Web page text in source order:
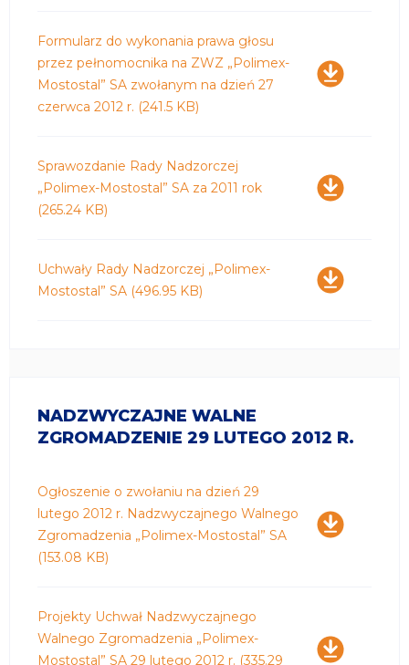
Pobierz
Formularz do wykonania prawa głosu
przez pełnomocnika na ZWZ „Polimex-
Mostostal” SA zwołanym na dzień 27
czerwca 2012 r. (241.5 KB)
Pobierz
Sprawozdanie Rady Nadzorczej
„Polimex-Mostostal” SA za 2011 rok
(265.24 KB)
Pobierz
Uchwały Rady Nadzorczej „Polimex-
Mostostal” SA (496.95 KB)
NADZWYCZAJNE WALNE
ZGROMADZENIE 29 LUTEGO 2012 R.
Pobierz
Ogłoszenie o zwołaniu na dzień 29
lutego 2012 r. Nadzwyczajnego Walnego
Zgromadzenia „Polimex-Mostostal” SA
(153.08 KB)
Pobierz
Projekty Uchwał Nadzwyczajnego
Walnego Zgromadzenia „Polimex-
Mostostal” SA 29 lutego 2012 r. (335.29